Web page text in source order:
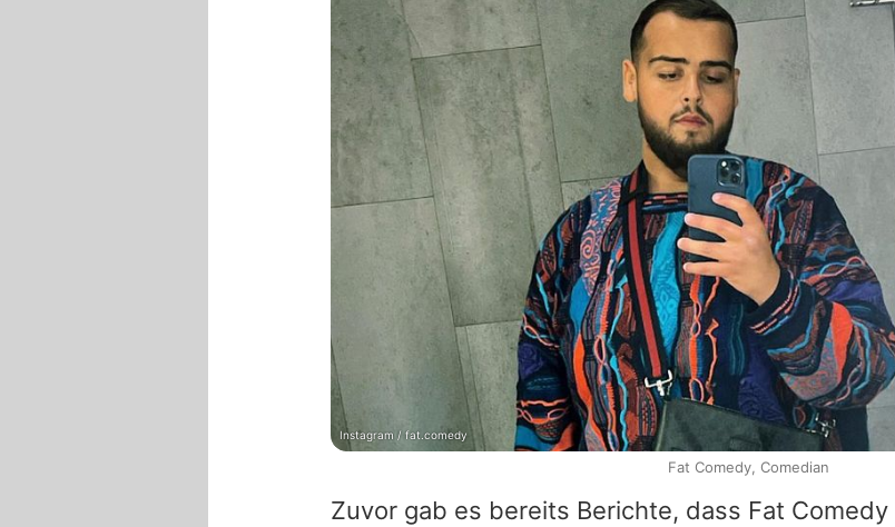
Zuvor gab es bereits Berichte, dass Fat Comedy
Instagram / fat.comedy
Fat Comedy, Comedian